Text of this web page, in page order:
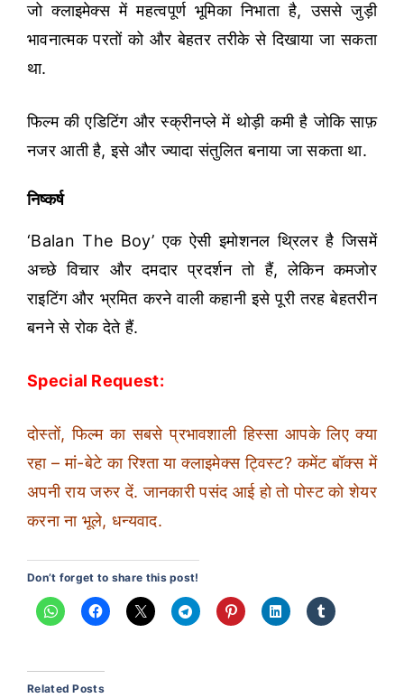
जो क्लाइमेक्स में महत्वपूर्ण भूमिका निभाता है, उससे जुड़ी
भावनात्मक परतों को और बेहतर तरीके से दिखाया जा सकता
था.
फिल्म की एडिटिंग और स्क्रीनप्ले में थोड़ी कमी है जोकि साफ़
नजर आती है, इसे और ज्यादा संतुलित बनाया जा सकता था.
निष्कर्ष
‘Balan The Boy’ एक ऐसी इमोशनल थ्रिलर है जिसमें
अच्छे विचार और दमदार प्रदर्शन तो हैं, लेकिन कमजोर
राइटिंग और भ्रमित करने वाली कहानी इसे पूरी तरह बेहतरीन
बनने से रोक देते हैं.
Special Request:
दोस्तों, फिल्म का सबसे प्रभावशाली हिस्सा आपके लिए क्या
रहा – मां-बेटे का रिश्ता या क्लाइमेक्स ट्विस्ट? कमेंट बॉक्स में
अपनी राय जरुर दें. जानकारी पसंद आई हो तो पोस्ट को शेयर
करना ना भूले, धन्यवाद.
Don’t forget to share this post!
Related Posts